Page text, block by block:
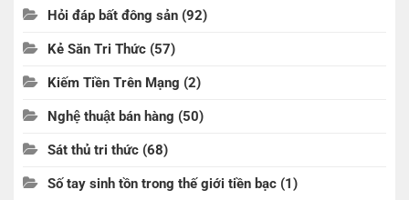
Hỏi đáp bất đông sản (92)
Kẻ Săn Tri Thức (57)
Kiếm Tiền Trên Mạng (2)
Nghệ thuật bán hàng (50)
Sát thủ tri thức (68)
Số tay sinh tồn trong thế giới tiền bạc (1)